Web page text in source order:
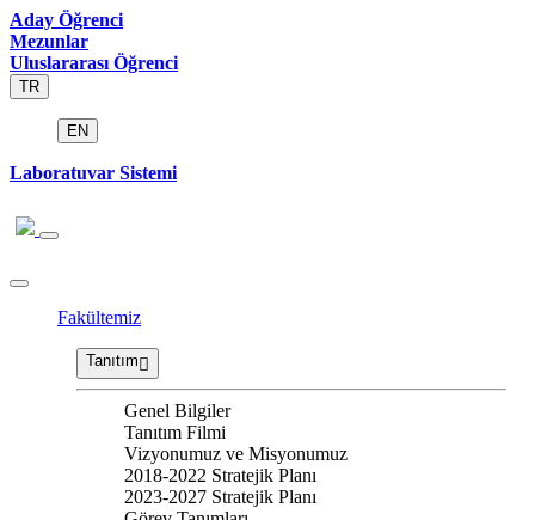
Aday Öğrenci
Mezunlar
Uluslararası Öğrenci
TR
EN
Laboratuvar Sistemi
Fakültemiz
Tanıtım
Genel Bilgiler
Tanıtım Filmi
Vizyonumuz ve Misyonumuz
2018-2022 Stratejik Planı
2023-2027 Stratejik Planı